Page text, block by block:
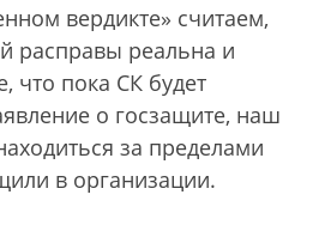
вердикте» считаем,
расправы реальна и
что пока СК будет
о госзащите, наш
за пределами
в организации.